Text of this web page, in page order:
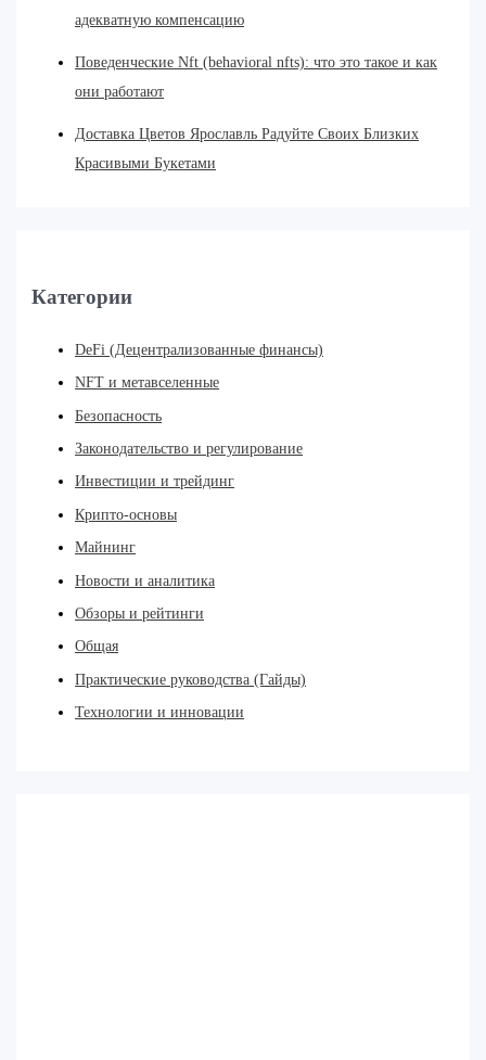
адекватную компенсацию
Поведенческие Nft (behavioral nfts): что это такое и как
они работают
Доставка Цветов Ярославль Радуйте Своих Близких
Красивыми Букетами
Категории
DeFi (Децентрализованные финансы)
NFT и метавселенные
Безопасность
Законодательство и регулирование
Инвестиции и трейдинг
Крипто-основы
Майнинг
Новости и аналитика
Обзоры и рейтинги
Общая
Практические руководства (Гайды)
Технологии и инновации